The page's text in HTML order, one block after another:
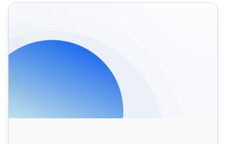
Bendradarbiavimo įrankių funkcijos